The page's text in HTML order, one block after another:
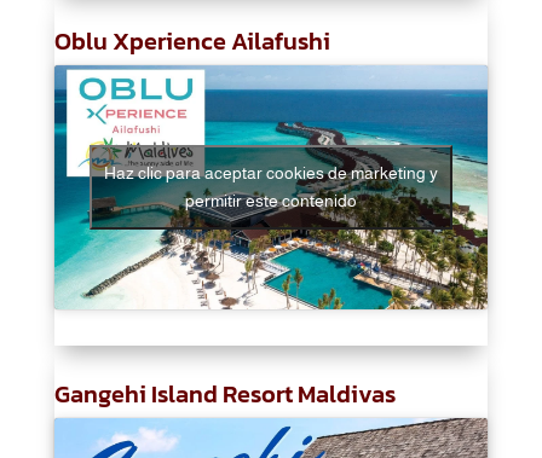
Oblu Xperience Ailafushi
Haz clic para aceptar cookies de marketing y
permitir este contenido
Gangehi Island Resort Maldivas